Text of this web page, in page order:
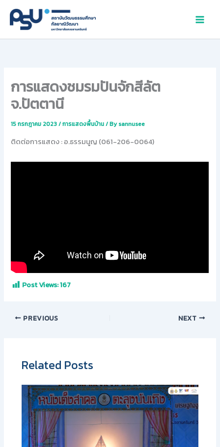
content
การแสดงชมรมปันจักสีลัต
จ.ปัตตานี
15 กรกฎาคม 2023/การแสดงพื้นบ้าน/ Bysannusee
ติดต่อการแสดง : อ.ธรรมนูญ (061-206-0064)
Post Views:167
PREVIOUS NEXT
Related Posts